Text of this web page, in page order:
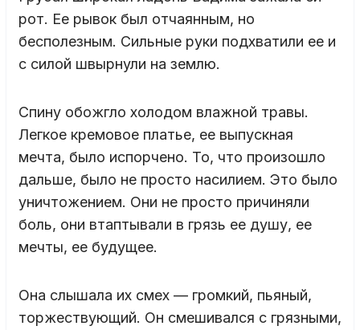
рот. Ее рывок был отчаянным, но
бесполезным. Сильные руки подхватили ее и
с силой швырнули на землю.
Спину обожгло холодом влажной травы.
Легкое кремовое платье, ее выпускная
мечта, было испорчено. То, что произошло
дальше, было не просто насилием. Это было
уничтожением. Они не просто причиняли
боль, они втаптывали в грязь ее душу, ее
мечты, ее будущее.
Она слышала их смех — громкий, пьяный,
торжествующий. Он смешивался с грязными,